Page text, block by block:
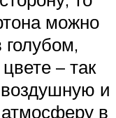
можно
– так
и
в